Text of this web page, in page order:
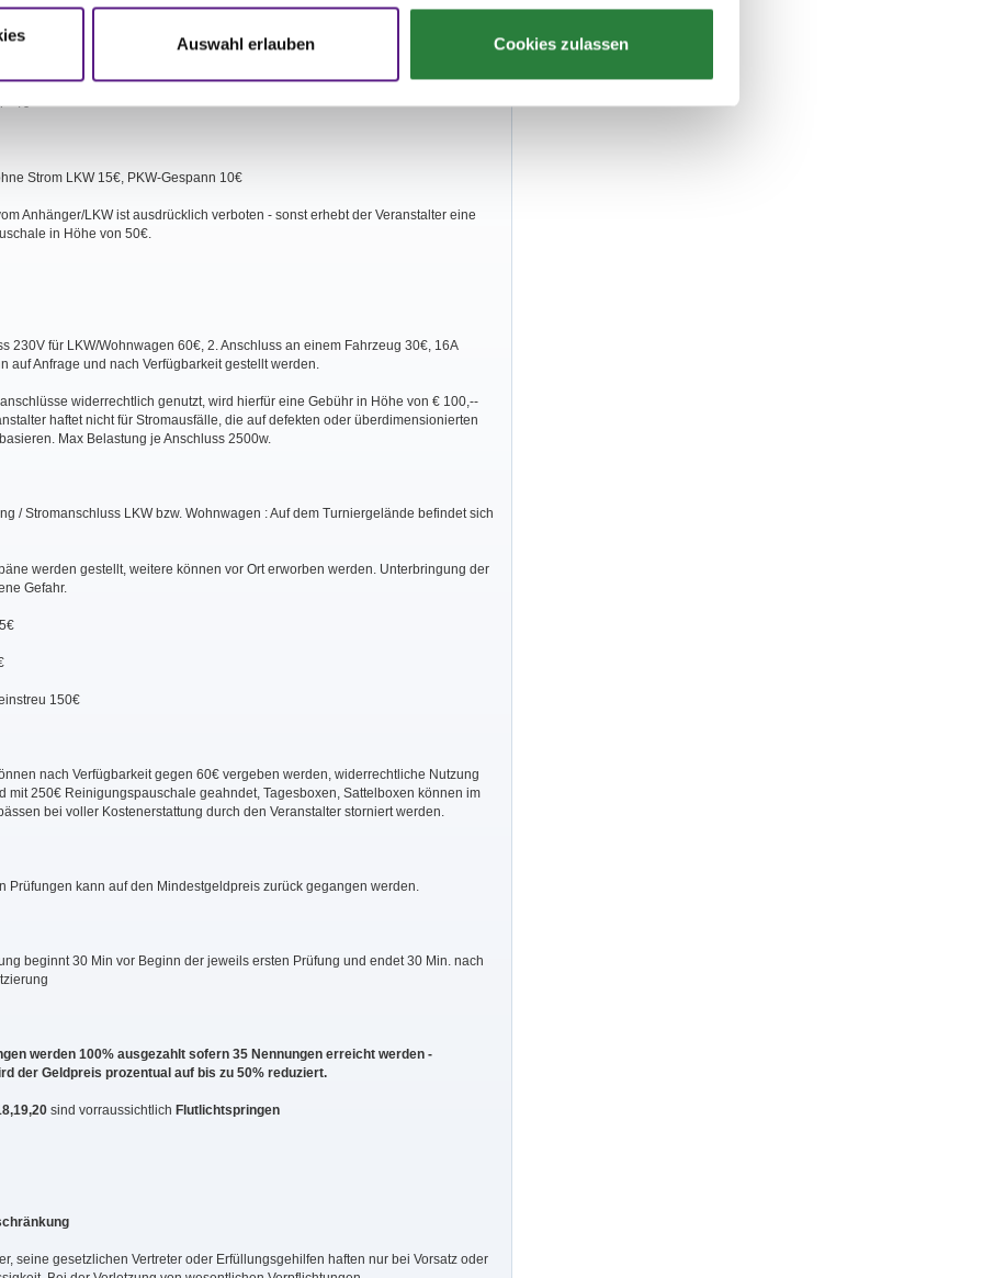
Auswahl erlauben Cookies zulassen
–4€
Strom LKW 15€, PKW-Gespann 10€
Anhänger/LKW ist ausdrücklich verboten - sonst erhebt der Veranstalter eine
in Höhe von 50€.
230V für LKW/Wohnwagen 60€, 2. Anschluss an einem Fahrzeug 30€, 16A
auf Anfrage und nach Verfügbarkeit gestellt werden.
widerrechtlich genutzt, wird hierfür eine Gebühr in Höhe von € 100,--
haftet nicht für Stromausfälle, die auf defekten oder überdimensionierten
Max Belastung je Anschluss 2500w.
/ Stromanschluss LKW bzw. Wohnwagen : Auf dem Turniergelände befindet sich
werden gestellt, weitere können vor Ort erworben werden. Unterbringung der
Gefahr.
150€
nach Verfügbarkeit gegen 60€ vergeben werden, widerrechtliche Nutzung
mit 250€ Reinigungspauschale geahndet, Tagesboxen, Sattelboxen können im
bei voller Kostenerstattung durch den Veranstalter storniert werden.
Prüfungen kann auf den Mindestgeldpreis zurück gegangen werden.
beginnt 30 Min vor Beginn der jeweils ersten Prüfung und endet 30 Min. nach
werden 100% ausgezahlt sofern 35 Nennungen erreicht werden -
der Geldpreis prozentual auf bis zu 50% reduziert.
sind vorraussichtlich Flutlichtspringen
seine gesetzlichen Vertreter oder Erfüllungsgehilfen haften nur bei Vorsatz oder